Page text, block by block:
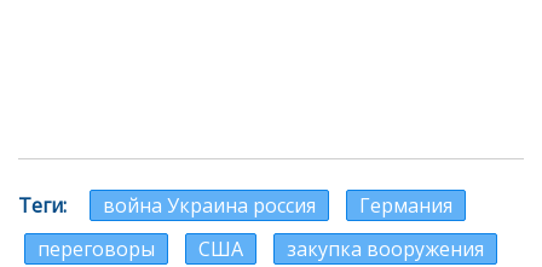
Теги война Украина россия
Германия
переговоры
США
закупка вооружения